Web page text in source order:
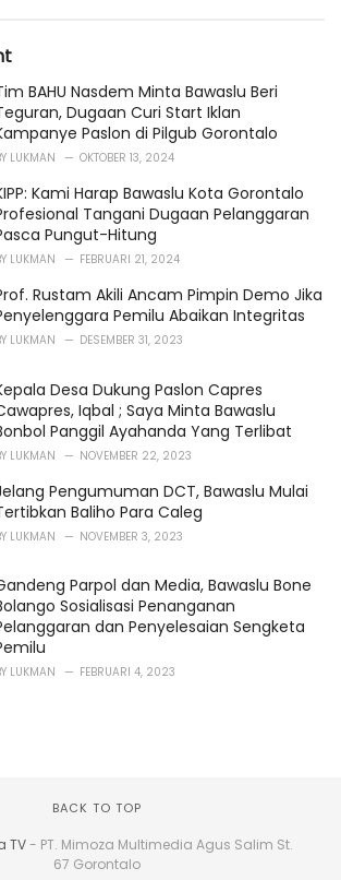
BAHU Nasdem Minta Bawaslu Beri
Dugaan Curi Start Iklan
Paslon di Pilgub Gorontalo
LUKMAN OKTOBER 13, 2024
Kami Harap Bawaslu Kota Gorontalo
Tangani Dugaan Pelanggaran
Pungut-Hitung
LUKMAN FEBRUARI 21, 2024
Rustam Akili Ancam Pimpin Demo Jika
Pemilu Abaikan Integritas
LUKMAN DESEMBER 31, 2023
Desa Dukung Paslon Capres
Iqbal ; Saya Minta Bawaslu
Panggil Ayahanda Yang Terlibat
LUKMAN NOVEMBER 22, 2023
Pengumuman DCT, Bawaslu Mulai
Baliho Para Caleg
LUKMAN NOVEMBER 3, 2023
Parpol dan Media, Bawaslu Bone
Sosialisasi Penanganan
dan Penyelesaian Sengketa
LUKMAN FEBRUARI 4, 2023
BACK TO TOP
TV- PT. Mimoza Multimedia Agus Salim St.
67 Gorontalo